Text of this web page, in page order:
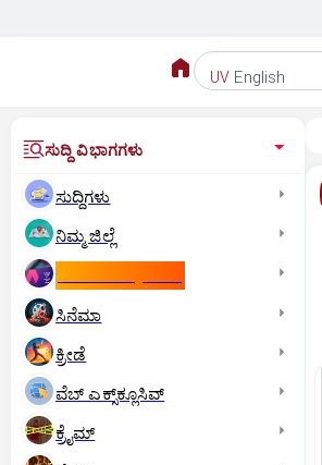
UV English
ಸುದ್ದಿ ವಿಭಾಗಗಳು
ಸುದ್ದಿಗಳು
ನಿಮ್ಮ ಜಿಲ್ಲೆ
ಸಿನೆಮಾ
ಕ್ರೀಡೆ
ವೆಬ್ ಎಕ್ಸ್‌ಕ್ಲೂಸಿವ್
ಕ್ರೈಮ್